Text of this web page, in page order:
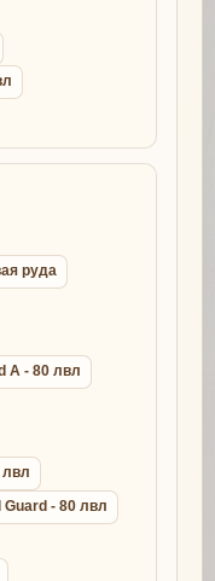
руда
A - 80 лвл
лвл
Guard - 80 лвл